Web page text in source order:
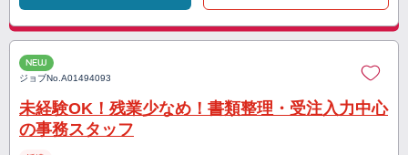
NEW
ジョブNo.A01494093
未経験OK！残業少なめ！書類整理・受注入力中心
の事務スタッフ